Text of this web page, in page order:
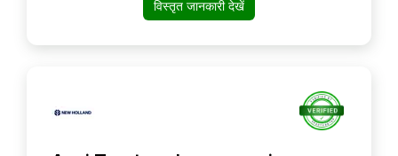
विस्तृत जानकारी देखें